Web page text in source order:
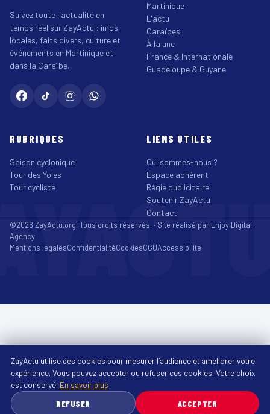
Suivez toute l'actualité en
temps réel sur ZayActu : infos
locales, faits divers, culture et
événements en Martinique et
dans la Caraïbe.
Martinique
L'actu
Caraïbes
À la une
France & Internationale
Guadeloupe & Guyane
RUBRIQUES
Saison cyclonique
Tour des Yoles
Tour cycliste
LIENS UTILES
Qui sommes-nous ?
Espace adhérent
Régie publicitaire
Soutenir ZayActu
Contact
©2026 ZayActu.org. Tous droits réservés. · Site réalisé par Enjoy Digital
Agency
Mentions légalesConfidentialitéCookiesCGUAccessibilité
ZayActu utilise des cookies pour mesurer l’audience et améliorer votre
expérience. Vous pouvez accepter ou refuser ces cookies. Votre choix
est conservé. En savoir plus
REFUSER
ACCEPTER